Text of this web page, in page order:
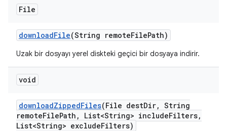
File
downloadFile(String remoteFilePath)
Uzak bir dosyayı yerel diskteki geçici bir dosyaya indirir.
void
downloadZippedFiles(File destDir, String
remoteFilePath , List<String> includeFilters,
List<String> excludeFilters)